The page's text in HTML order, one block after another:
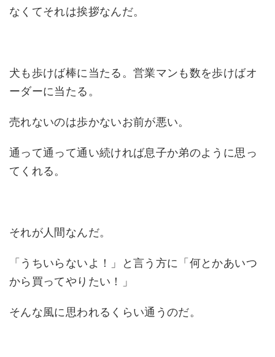
なくてそれは挨拶なんだ。
犬も歩けば棒に当たる。営業マンも数を歩けばオ
ーダーに当たる。
売れないのは歩かないお前が悪い。
通って通って通い続ければ息子か弟のように思っ
てくれる。
それが人間なんだ。
「うちいらないよ！」と言う方に「何とかあいつ
から買ってやりたい！」
そんな風に思われるくらい通うのだ。